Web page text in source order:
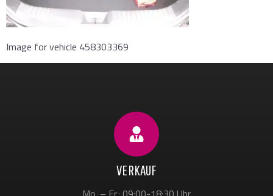
Image for vehicle 458303369
VERKAUF